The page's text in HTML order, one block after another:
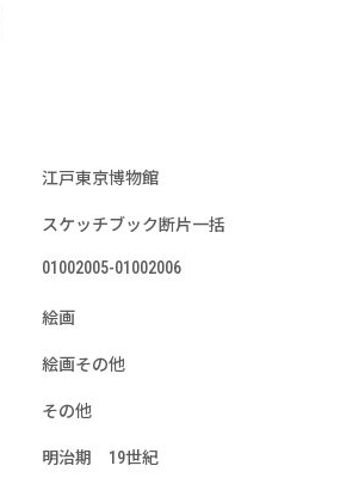
江戸東京博物館
スケッチブック断片一括
01002005-01002006
絵画
絵画その他
その他
明治期 19世紀